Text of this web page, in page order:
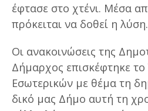
έφτασε στο χτένι. Μέσα
πρόκειται να δοθεί η λύση.
Οι ανακοινώσεις της
Δήμαρχος επισκέφτηκε το
Εσωτερικών με θέμα τη
δικό μας Δήμο αυτή τη